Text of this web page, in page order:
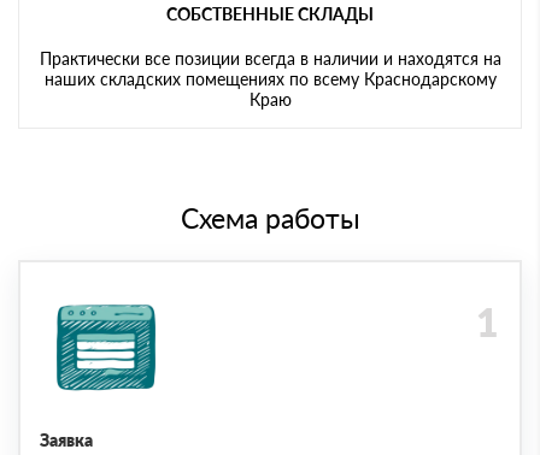
СОБСТВЕННЫЕ СКЛАДЫ
Практически все позиции всегда в наличии и находятся на
наших складских помещениях по всему Краснодарскому
Краю
Схема работы
Заявка